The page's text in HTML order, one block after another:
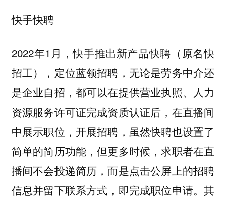
快手快聘
2022年1月，快手推出新产品快聘（原名快
招工），定位蓝领招聘，无论是劳务中介还
是企业自招，都可以在提供营业执照、人力
资源服务许可证完成资质认证后，在直播间
中展示职位，开展招聘，虽然快聘也设置了
简单的简历功能，但更多时候，求职者在直
播间不会投递简历，而是点击公屏上的招聘
信息并留下联系方式，即完成职位申请。其